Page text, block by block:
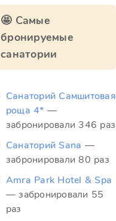
🤩 Самые
бронируемые
санатории
Санаторий Самшитовая
роща 4* —
забронировали 346 раз
Санаторий Sana —
забронировали 80 раз
Amra Park Hotel & Spa
— забронировали 55
раз